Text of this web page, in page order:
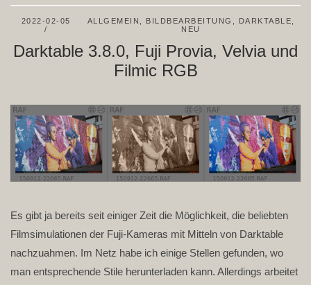
2022-02-05 ALLGEMEIN BILDBEARBEITUNG DARKTABLE
NEU
Darktable 3.8.0, Fuji Provia, Velvia und
Filmic RGB
Es gibt ja bereits seit einiger Zeit die Möglichkeit, die beliebten
Filmsimulationen der Fuji-Kameras mit Mitteln von Darktable
nachzuahmen. Im Netz habe ich einige Stellen gefunden, wo
man entsprechende Stile herunterladen kann. Allerdings arbeitet